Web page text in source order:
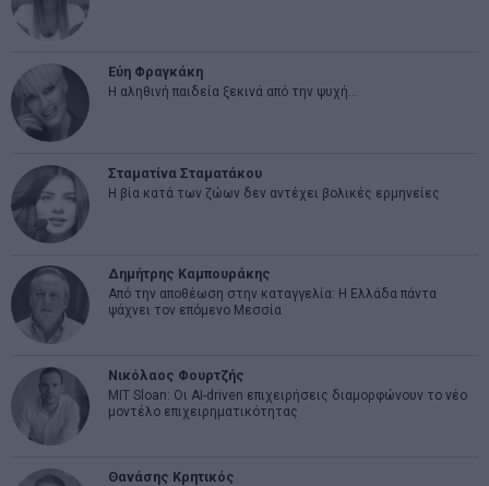
Εύη Φραγκάκη
Η αληθινή παιδεία ξεκινά από την ψυχή…
Σταματίνα Σταματάκου
Η βία κατά των ζώων δεν αντέχει βολικές ερμηνείες
Δημήτρης Καμπουράκης
Από την αποθέωση στην καταγγελία: Η Ελλάδα πάντα
ψάχνει τον επόμενο Μεσσία
Νικόλαος Φουρτζής
MIT Sloan: Οι AI-driven επιχειρήσεις διαμορφώνουν το νέο
μοντέλο επιχειρηματικότητας
Θανάσης Κρητικός